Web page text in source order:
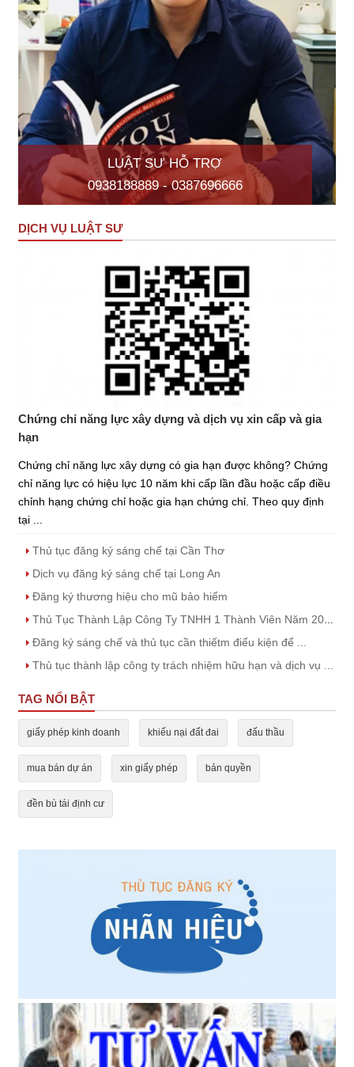
LUẬT SƯ HỖ TRỢ
0938188889 - 0387696666
DỊCH VỤ LUẬT SƯ
Chứng chỉ năng lực xây dựng và dịch vụ xin cấp và gia
hạn
Chứng chỉ năng lực xây dựng có gia hạn được không? Chứng
chỉ năng lực có hiệu lực 10 năm khi cấp lần đầu hoặc cấp điều
chỉnh hạng chứng chỉ hoặc gia hạn chứng chỉ. Theo quy định
tại ...
Thủ tục đăng ký sáng chế tại Cần Thơ
Dịch vụ đăng ký sáng chế tại Long An
Đăng ký thương hiệu cho mũ bảo hiểm
Thủ Tục Thành Lập Công Ty TNHH 1 Thành Viên Năm 2023
Đăng ký sáng chế và thủ tục cần thiếtm điểu kiện để ...
Thủ tục thành lập công ty trách nhiệm hữu hạn và dịch vụ ...
TAG NỔI BẬT
giấy phép kinh doanh khiếu nại đất đai đấu thầu
mua bán dự án xin giấy phép bản quyền
đền bù tái định cư